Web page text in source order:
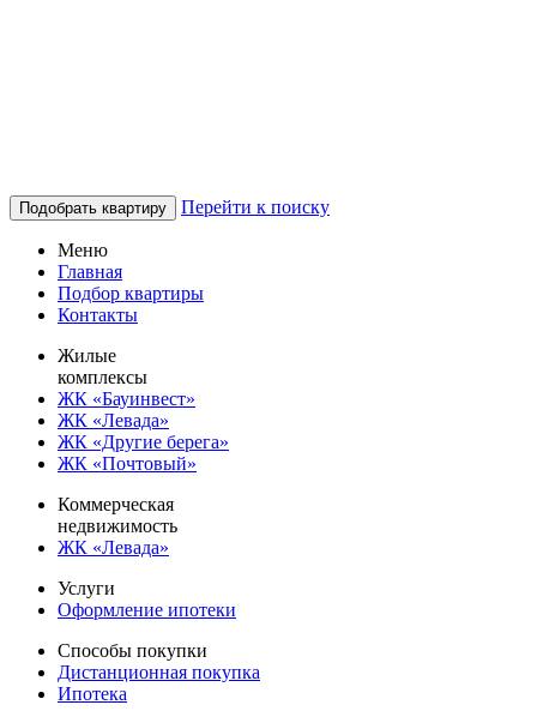
Подобрать квартиру Перейти к поиску
Меню
Главная
Подбор квартиры
Контакты
Жилые
комплексы
ЖК «Бауинвест»
ЖК «Левада»
ЖК «Другие берега»
ЖК «Почтовый»
Коммерческая
недвижимость
ЖК «Левада»
Услуги
Оформление ипотеки
Способы покупки
Дистанционная покупка
Ипотека